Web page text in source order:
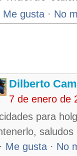
Me gusta · No
Dilberto
7 de enero de
para
saludos
· Me gusta · No